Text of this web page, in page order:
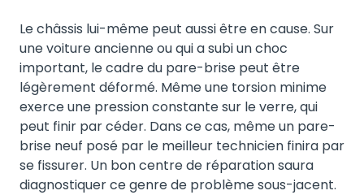
Le châssis lui-même peut aussi être en cause. Sur
une voiture ancienne ou qui a subi un choc
important, le cadre du pare-brise peut être
légèrement déformé. Même une torsion minime
exerce une pression constante sur le verre, qui
peut finir par céder. Dans ce cas, même un pare-
brise neuf posé par le meilleur technicien finira par
se fissurer. Un bon centre de réparation saura
diagnostiquer ce genre de problème sous-jacent.